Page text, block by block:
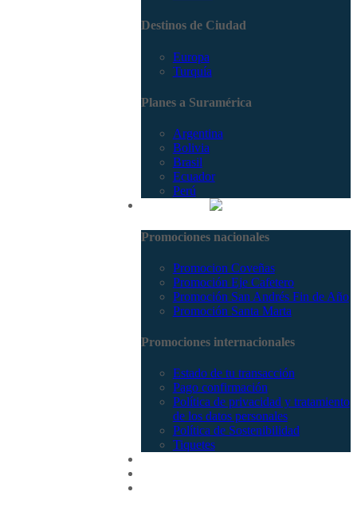
Destinos de Ciudad
Europa
Turquía
Planes a Suramérica
Argentina
Bolivia
Brasil
Ecuador
Perú
Promociones nacionales
Promocion Coveñas
Promoción Eje Cafetero
Promoción San Andrés Fin de Año
Promoción Santa Marta
Promociones internacionales
Estado de tu transacción
Pago confirmación
Política de privacidad y tratamiento
de los datos personales
Política de Sostenibilidad
Tiquetes